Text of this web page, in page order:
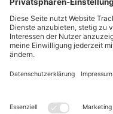
Newsletter